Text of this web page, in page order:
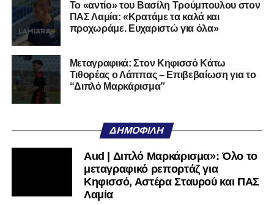
ποδοσφαιρική του διαδρομή από τον Απόλλωνα Σμύρνης.
Τον καλωσορίζουμε στην οικογένεια του Σαρωνικού και
του ευχόμαστε υγεία και επιτυχίες.»
Ακολουθήστε τοlamiara.grστοGoogle Newsγια να
μαθαίνετε πρώτοι τα κυανόλευκα νέα στην Ελλάδα και τον
Twitterκαι στοInstagram
μαθαίνετε σε χρόνο dt όλα τα νέα.
Το «αντίο» του Βασίλη Τρούμπουλου στον
ΠΑΣ Λαμία: «Κρατάμε τα καλά και
προχωράμε. Ευχαριστώ για όλα»
Μεταγραφικά: Στον Κηφισσό Κάτω
Τιθορέας ο Λάππας – Επιβεβαίωση για το
“Διπλό Μαρκάρισμα”
ΔΗΜΟΦΙΛΉ
Aud | Διπλό Μαρκάρισμα»: Όλο το
μεταγραφικό ρεπορτάζ για
Κηφισσό, Αστέρα Σταυρού και ΠΑΣ
Λαμία